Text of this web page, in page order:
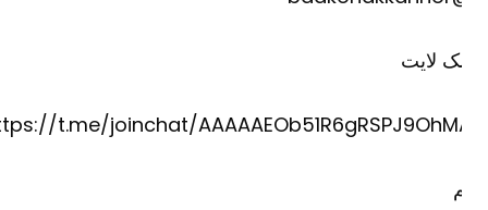
لایت
https://t.me/joinchat/